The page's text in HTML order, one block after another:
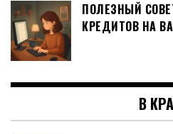
ПОЛЕЗНЫЙ
КРЕДИТОВ НА
В